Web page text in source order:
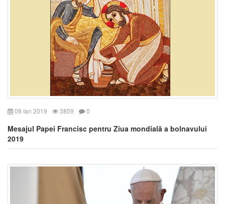
08 Ian 2019 3859 0
Mesajul Papei Francisc pentru Ziua mondială a bolnavului
2019